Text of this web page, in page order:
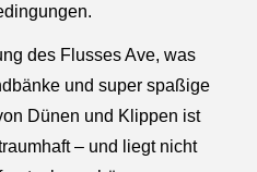
des Flusses Ave, was
und super spaßige
Dünen und Klippen ist
– und liegt nicht